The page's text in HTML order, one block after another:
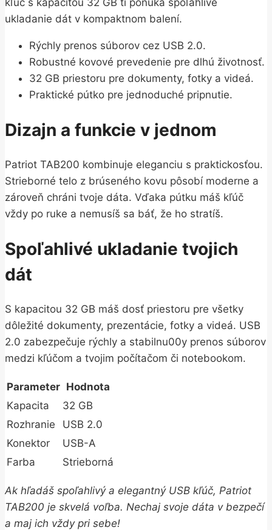
ukladanie dát v kompaktnom balení.
Rýchly prenos súborov cez USB 2.0.
Robustné kovové prevedenie pre dlhú životnosť.
32 GB priestoru pre dokumenty, fotky a videá.
Praktické pútko pre jednoduché pripnutie.
Dizajn a funkcie v jednom
Patriot TAB200 kombinuje eleganciu s praktickosťou.
Strieborné telo z brúseného kovu pôsobí moderne a
zároveň chráni tvoje dáta. Vďaka pútku máš kľúč
vždy po ruke a nemusíš sa báť, že ho stratíš.
Spoľahlivé ukladanie tvojich
dát
S kapacitou 32 GB máš dosť priestoru pre všetky
dôležité dokumenty, prezentácie, fotky a videá. USB
2.0 zabezpečuje rýchly a stabilnu00y prenos súborov
medzi kľúčom a tvojim počítačom či notebookom.
Parameter Hodnota
Kapacita
32 GB
Rozhranie
USB 2.0
Konektor
USB-A
Farba
Strieborná
Ak hľadáš spoľahlivý a elegantný USB kľúč, Patriot
TAB200 je skvelá voľba. Nechaj svoje dáta v bezpečí
a maj ich vždy pri sebe!